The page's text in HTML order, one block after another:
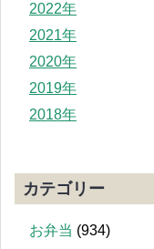
2022年
2021年
2020年
2019年
2018年
カテゴリー
お弁当 (934)